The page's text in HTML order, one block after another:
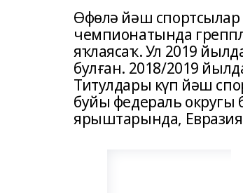
Өфөлә йәш
чемпионатында
яҡлаясаҡ. Ул 2019
булған. 2018/2019
Титулдары күп йәш
буйы федераль округы
ярыштарында,